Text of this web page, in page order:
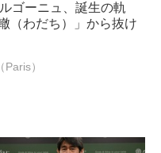
ゴーニュ、誕生の軌
（わだち）」から抜け
）